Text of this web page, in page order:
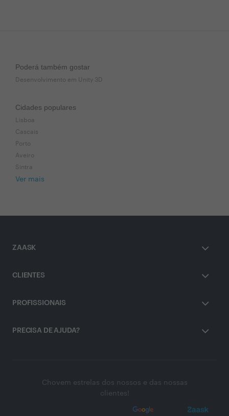
Poderá também gostar
Desenvolvimento em Unity 3D
Cidades populares
Lisboa
Cascais
Porto
Aveiro
Sintra
Ver mais
ZAASK
CLIENTES
PROFISSIONAIS
PRECISA DE AJUDA?
Chovem estrelas dos nossos e das nossas
clientes!